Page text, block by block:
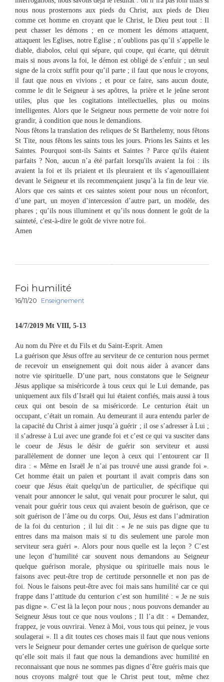
nous nous prosternons aux pieds du Christ, aux pieds de Dieu
comme cet homme en croyant que le Christ, le Dieu peut tout : Il
peut chasser les démons ; en ce moment les démons attaquent,
attaquent les Eglises, notre Eglise ; n’oublions pas qu’il s’appelle le
diable, diabolos, celui qui sépare, qui coupe, qui écarte, qui détruit
mais si nous avons la foi, le démon est obligé de s’enfuir ; un seul
signe de la croix suffit pour qu’il parte ; il faut que nous le croyons,
il faut que nous en vivions ; et pour ce faire, sans aucun doute,
comme le dit le Seigneur à ses apôtres, la prière et le jeûne seront
utiles, plus que les cogitations intellectuelles, plus ou moins
intelligentes. Alors que le Seigneur nous permette de voir notre foi
grandir, à condition que nous le demandions.
Nous fêtons la translation des reliques de St Barthelemy, nous fêtons
St Tite, nous fêtons les saints tous les jours. Prions les Saints et les
Saintes. Pourquoi sont-ils Saints et Saintes ? Parce qu'ils étaient
parfaits ? Non, aucun n’a été parfait lorsqu'ils avaient la foi : ils
avaient la foi et ils priaient et ils pleuraient et ils s’agenouillaient
devant le Seigneur et ils recommençaient jusqu’à la fin de leur vie.
Alors que ces saints et ces saintes soient pour nous un réconfort,
d’une part, un moyen d’intercession d’autre part, un modèle, des
phares ; qu’ils nous illuminent et qu’ils nous donnent le goût de la
sainteté, c'est-à-dire le goût de vivre notre foi.
Amen
Foi humilité
16/11/20 Enseignement
14/7/2019 Mt VIII, 5-13
Au nom du Père et du Fils et du Saint-Esprit. Amen
La guérison que Jésus offre au serviteur de ce centurion nous permet
de recevoir un enseignement qui doit nous aider à avancer dans
notre vie spirituelle. D’une part, nous constatons que le Seigneur
Jésus applique sa miséricorde à tous ceux qui le Lui demande, pas
uniquement aux fils d’Israël qui lui étaient confiés, mais aussi à tous
ceux qui ont besoin de sa miséricorde. Le centurion était un
occupant, c’était un romain. Au demeurant il aura entendu parler de
la capacité du Christ à aimer jusqu’à guérir ; il ose s’adresser à Lui ;
il s’adresse à Lui avec une grande foi et c’est ce qui va susciter dans
le coeur de Jésus le désir de guérir son serviteur et aussi
parallèlement de donner une leçon à ceux qui l’entourent car Il
dira : « Même en Israël Je n’ai pas trouvé une aussi grande foi ».
Cet homme était un païen et pourtant il avait compris dans son
coeur que Jésus était quelqu'un de particulier, de spécifique qui
venait pour annoncer le salut, qui venait pour procurer le salut, qui
venait pour guérir tous ceux qui avaient besoin de guérison, que ce
soit guérison de l’âme ou du corps. Oui, Jésus est dans l’admiration
de la foi du centurion ; il lui dit : « Je ne suis pas digne que tu
entres dans ma maison mais si tu dis seulement une parole mon
serviteur sera guéri ». Alors pour nous quelle est la leçon ? C’est
une leçon d’humilité car souvent nous demandons au Seigneur
quelque guérison morale, physique ou spirituelle mais nous le
faisons avec peut-être trop de certitude personnelle et non pas de
foi. Nous le faisons peut-être avec foi mais sans humilité car ce qui
frappe dans l’attitude du centurion c’est son humilité : « Je ne suis
pas digne ». C’est là la leçon pour nous ; nous pouvons demander au
Seigneur Jésus tout ce que nous voulons ; Il l’a dit : « Demandez,
frappez, je vous ouvrirai. Venez à Moi, vous tous qui peinez, je vous
soulagerai ». Il a dit toutes ces choses mais il faut que nous venions
vers le Seigneur pour demander certes une guérison de quelque sorte
qu’elle soit mais il faut que nous la demandions avec humilité en
reconnaissant que nous ne sommes pas dignes d’être guéris mais que
nous croyons malgré tout que le Christ peut tout, même chez